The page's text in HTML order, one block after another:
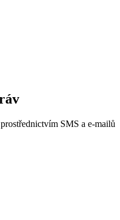
prostřednictvím SMS a e-mailů